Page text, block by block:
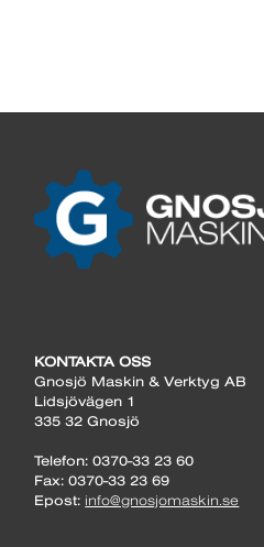
KONTAKTA OSS
Gnosjö Maskin & Verktyg AB
Lidsjövägen 1
335 32 Gnosjö
Telefon: 0370-33 23 60
Fax: 0370-33 23 69
Epost: info@gnosjomaskin.se